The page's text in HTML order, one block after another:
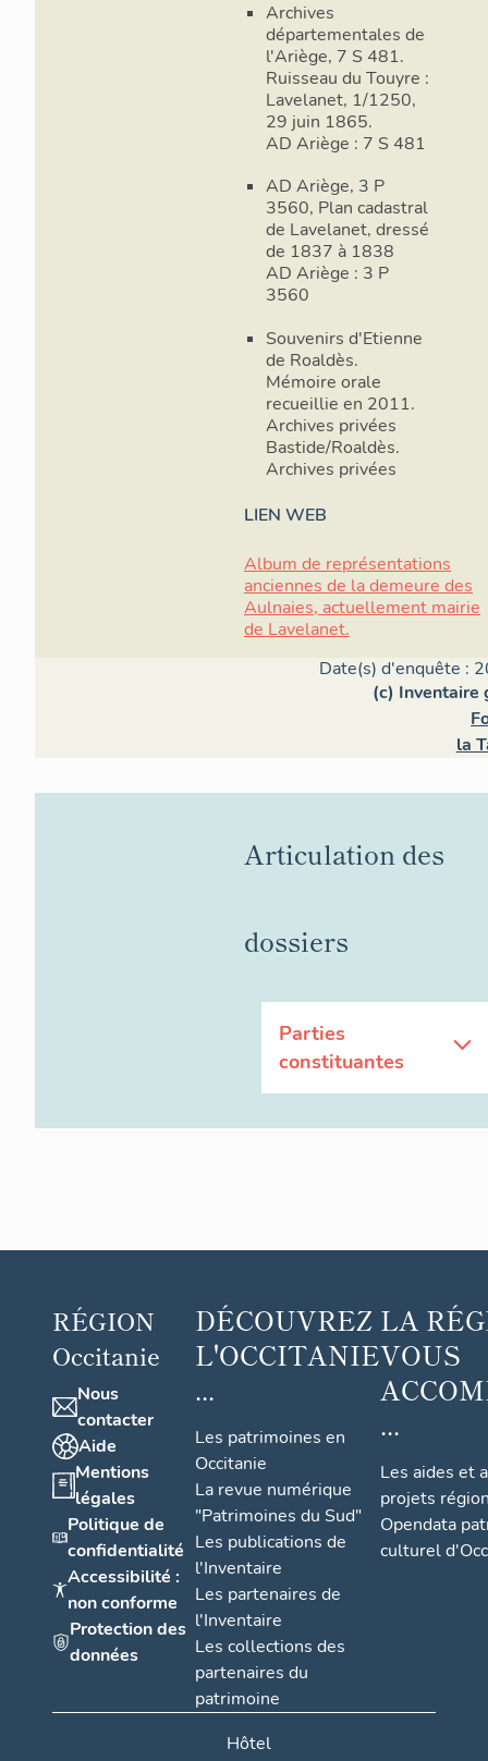
Archives
départementales de
l'Ariège, 7 S 481.
Ruisseau du Touyre :
Lavelanet, 1/1250,
29 juin 1865.
AD Ariège : 7 S 481
AD Ariège, 3 P
3560, Plan cadastral
de Lavelanet, dressé
de 1837 à 1838
AD Ariège : 3 P
3560
Souvenirs d'Etienne
de Roaldès.
Mémoire orale
recueillie en 2011.
Archives privées
Bastide/Roaldès.
Archives privées
LIEN WEB
Album de représentations
anciennes de la demeure des
Aulnaies, actuellement mairie
de Lavelanet.
Date(s) d'enquête :
(c) Inventaire
la
Articulation des
dossiers
Parties
constituantes
RÉGION
Occitanie
Nous
contacter
Aide
Mentions
légales
Politique de
confidentialité
Accessibilité :
non conforme
Protection des
données
DÉCOUVREZ
L'OCCITANIE
...
Les patrimoines en
Occitanie
La revue numérique
"Patrimoines du Sud"
Les publications de
l'Inventaire
Les partenaires de
l'Inventaire
Les collections des
partenaires du
patrimoine
LA
VOUS
...
Les aides et
projets
Opendata
culturel
Hôtel